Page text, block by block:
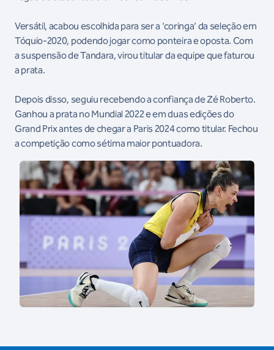
Versátil, acabou escolhida para ser a ‘coringa’ da seleção em
Tóquio-2020, podendo jogar como ponteira e oposta. Com
a suspensão de Tandara, virou titular da equipe que faturou
a prata.
Depois disso, seguiu recebendo a confiança de Zé Roberto.
Ganhou a prata no Mundial 2022 e em duas edições do
Grand Prix antes de chegar a Paris 2024 como titular. Fechou
a competição como sétima maior pontuadora.